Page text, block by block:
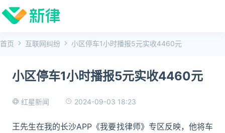
首页 互联网纠纷 小区停车1小时播报5元实收4460元
小区停车1小时播报5元实收4460元
红星新闻 2024-09-03 18:23
王先生在我的长沙APP《我要找律师》专区反映，他将车